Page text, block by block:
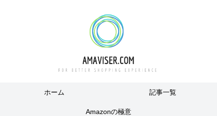
ホーム 記事一覧
Amazonの極意